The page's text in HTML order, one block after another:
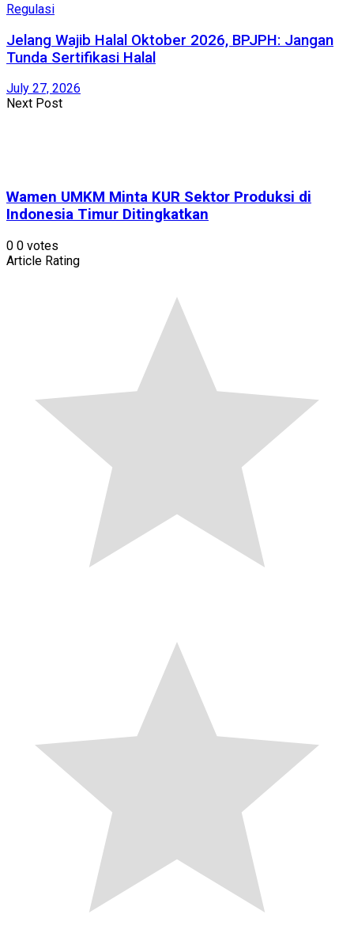
Regulasi
Jelang Wajib Halal Oktober 2026, BPJPH: Jangan
Tunda Sertifikasi Halal
July 27, 2026
Next Post
Wamen UMKM Minta KUR Sektor Produksi di
Indonesia Timur Ditingkatkan
0 0 votes
Article Rating